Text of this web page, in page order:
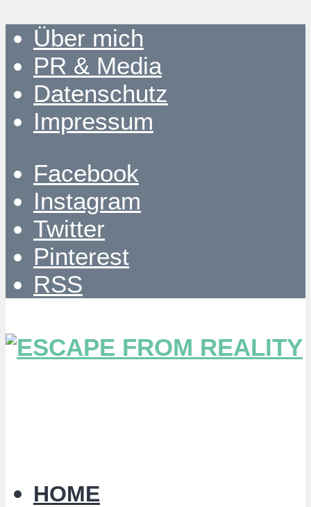
Über mich
PR & Media
Datenschutz
Impressum
Facebook
Instagram
Twitter
Pinterest
RSS
HOME